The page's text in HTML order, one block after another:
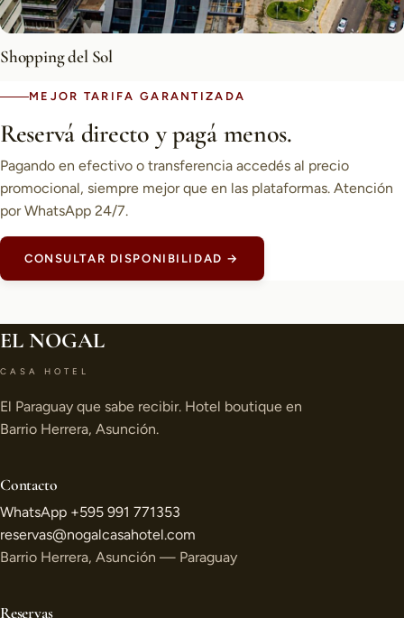
Shopping del Sol
MEJOR TARIFA GARANTIZADA
Reservá directo y pagá menos.
Pagando en efectivo o transferencia accedés al precio
promocional, siempre mejor que en las plataformas. Atención
por WhatsApp 24/7.
CONSULTAR DISPONIBILIDAD →
EL NOGAL
CASA HOTEL
El Paraguay que sabe recibir. Hotel boutique en
Barrio Herrera, Asunción.
Contacto
WhatsApp +595 991 771353
reservas@nogalcasahotel.com
Barrio Herrera, Asunción — Paraguay
Reservas